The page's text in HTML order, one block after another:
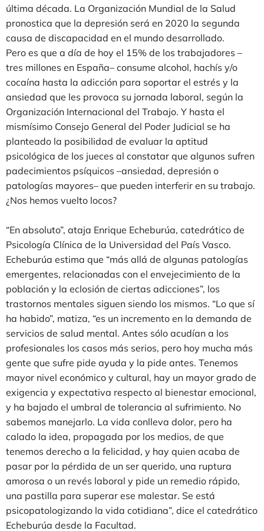
última década. La Organización Mundial de la Salud
pronostica que la depresión será en 2020 la segunda
causa de discapacidad en el mundo desarrollado.
Pero es que a día de hoy el 15% de los trabajadores –
tres millones en España– consume alcohol, hachís y/o
cocaína hasta la adicción para soportar el estrés y la
ansiedad que les provoca su jornada laboral, según la
Organización Internacional del Trabajo. Y hasta el
mismísimo Consejo General del Poder Judicial se ha
planteado la posibilidad de evaluar la aptitud
psicológica de los jueces al constatar que algunos sufren
padecimientos psíquicos –ansiedad, depresión o
patologías mayores– que pueden interferir en su trabajo.
¿Nos hemos vuelto locos?
“En absoluto”, ataja Enrique Echeburúa, catedrático de
Psicología Clínica de la Universidad del País Vasco.
Echeburúa estima que “más allá de algunas patologías
emergentes, relacionadas con el envejecimiento de la
población y la eclosión de ciertas adicciones”, los
trastornos mentales siguen siendo los mismos. “Lo que sí
ha habido”, matiza, “es un incremento en la demanda de
servicios de salud mental. Antes sólo acudían a los
profesionales los casos más serios, pero hoy mucha más
gente que sufre pide ayuda y la pide antes. Tenemos
mayor nivel económico y cultural, hay un mayor grado de
exigencia y expectativa respecto al bienestar emocional,
y ha bajado el umbral de tolerancia al sufrimiento. No
sabemos manejarlo. La vida conlleva dolor, pero ha
calado la idea, propagada por los medios, de que
tenemos derecho a la felicidad, y hay quien acaba de
pasar por la pérdida de un ser querido, una ruptura
amorosa o un revés laboral y pide un remedio rápido,
una pastilla para superar ese malestar. Se está
psicopatologizando la vida cotidiana”, dice el catedrático
Echeburúa desde la Facultad.